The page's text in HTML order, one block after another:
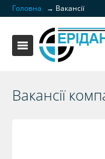
Головна → Вакансії
Вакансії